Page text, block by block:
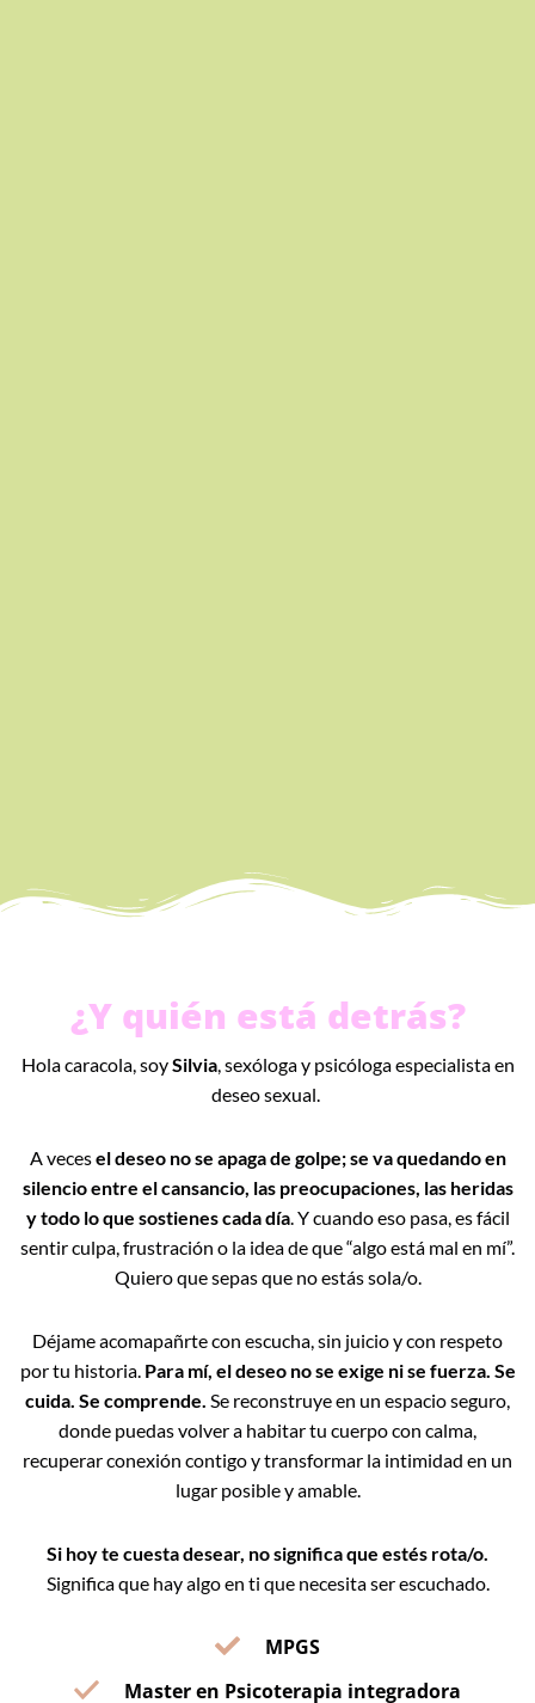
¿Y quién está detrás?
Hola caracola, soySilvia, sexóloga y psicóloga especialista en
deseo sexual.
A vecesel deseo no se apaga de golpe; se va quedando en
silencio entre el cansancio, las preocupaciones, las heridas
y todo lo que sostienes cada día. Y cuando eso pasa, es fácil
sentir culpa, frustración o la idea de que “algo está mal en mí”.
Quiero que sepas que no estás sola/o.
Déjame acomapañrte con escucha, sin juicio y con respeto
por tu historia. Para mí, el deseo no se exige ni se fuerza. Se
cuida. Se comprende. Se reconstruye en un espacio seguro,
donde puedas volver a habitar tu cuerpo con calma,
recuperar conexión contigo y transformar la intimidad en un
lugar posible y amable.
Si hoy te cuesta desear, no significa que estés rota/o.
Significa que hay algo en ti que necesita ser escuchado.
MPGS
Master en Psicoterapia integradora